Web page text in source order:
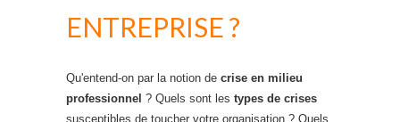
ENTREPRISE ?
Qu'entend-on par la notion de crise en milieu
professionnel ? Quels sont les types de crises
susceptibles de toucher votre organisation ? Quels